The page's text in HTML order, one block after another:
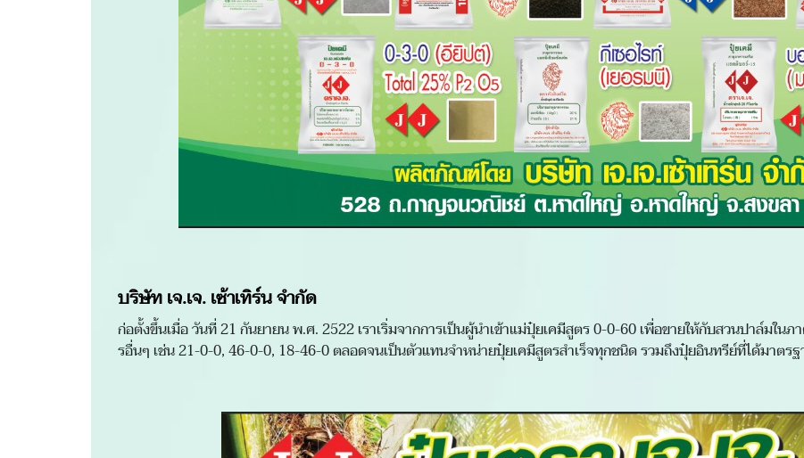
บริษัท เจ.เจ. เซ้าเทิร์น จำกัด
ก่อตั้งขึ้นเมื่อ วันที่ 21 กันยายน พ.ศ. 2522 เราเริ่มจากการเป็นผู้นำเข้าแม่ปุ๋ยเคมีสูตร 0-0-60 เพื่อขายให้กับสวนปาล์มใน
รอื่นๆ เช่น 21-0-0, 46-0-0, 18-46-0 ตลอดจนเป็นตัวแทนจำหน่ายปุ๋ยเคมีสูตรสำเร็จทุกชนิด รวมถึงปุ๋ยอินทรีย์ที่ได้มาตร